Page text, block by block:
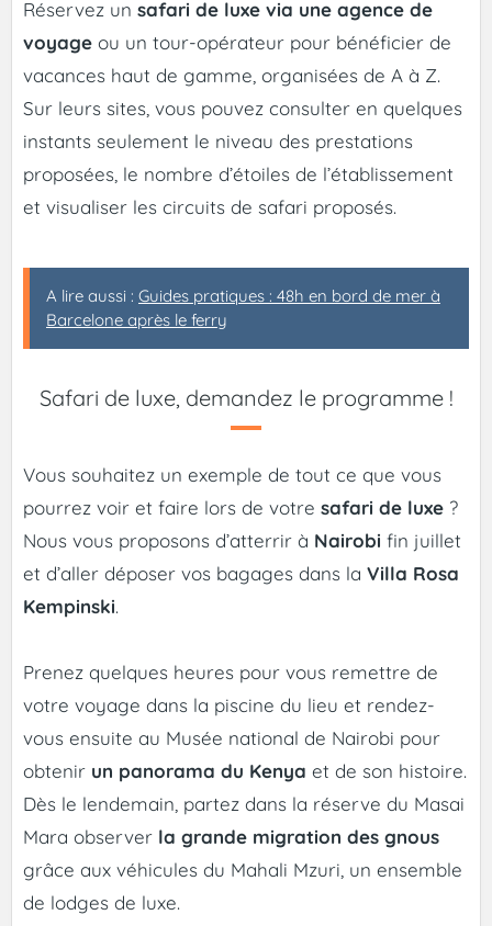
Réservez un safari de luxe via une agence de
voyage ou un tour-opérateur pour bénéficier de
vacances haut de gamme, organisées de A à Z.
Sur leurs sites, vous pouvez consulter en quelques
instants seulement le niveau des prestations
proposées, le nombre d’étoiles de l’établissement
et visualiser les circuits de safari proposés.
A lire aussi : Guides pratiques : 48h en bord de mer à
Barcelone après le ferry
Safari de luxe, demandez le programme !
Vous souhaitez un exemple de tout ce que vous
pourrez voir et faire lors de votre safari de luxe ?
Nous vous proposons d’atterrir à Nairobi fin juillet
et d’aller déposer vos bagages dans la Villa Rosa
Kempinski.
Prenez quelques heures pour vous remettre de
votre voyage dans la piscine du lieu et rendez-
vous ensuite au Musée national de Nairobi pour
obtenir un panorama du Kenya et de son histoire.
Dès le lendemain, partez dans la réserve du Masai
Mara observer la grande migration des gnous
grâce aux véhicules du Mahali Mzuri, un ensemble
de lodges de luxe.